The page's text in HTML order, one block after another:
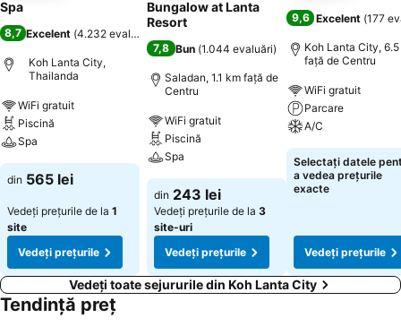
Spa
8,7 Excelent (4.232 evaluări
Koh Lanta City,
Thailanda
WiFi gratuit
Piscină
Spa
din 565 lei
Vedeți prețurile de la 1
site
Vedeți prețurile
Bungalow at Lanta
Resort
7,8 Bun (1.044 evaluări)
Saladan, 1.1 km faţă de
Centru
WiFi gratuit
Piscină
Spa
din 243 lei
Vedeți prețurile de la 3
site-uri
Vedeți prețurile
9,6 Excelent (177
Koh Lanta City,
faţă de Centru
WiFi gratuit
Parcare
A/C
Selectați datele
a vedea prețurile
exacte
Vedeți prețurile
Vedeți toate sejururile din Koh Lanta City
Tendință preț